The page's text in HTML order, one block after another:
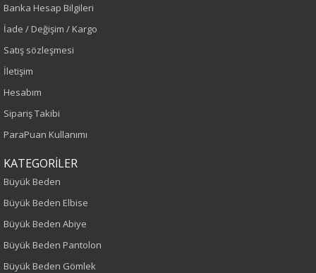
Renk
Yeşil
Sezon
İlkbahar-Yaz
Yetişkin
Kalıp
Büyük Beden
Banka Hesap Bilgileri
İade / Değişim / Kargo
Satış sözleşmesi
İletişim
Hesabım
Sipariş Takibi
ParaPuan Kullanımı
KATEGORİLER
Büyük Beden
Büyük Beden Elbise
Büyük Beden Abiye
Büyük Beden Pantolon
Büyük Beden Gömlek